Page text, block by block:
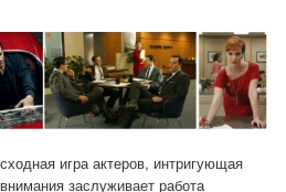
игра актеров, интригующая
заслуживает работа